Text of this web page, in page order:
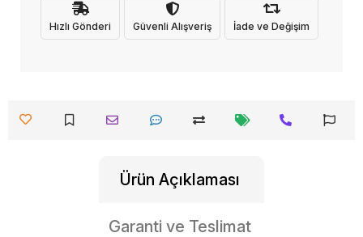
Hızlı Gönderi Güvenli Alışveriş İade ve Değişim
Ürün Açıklaması
Garanti ve Teslimat